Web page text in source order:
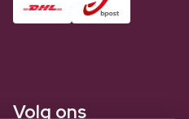
Volg ons